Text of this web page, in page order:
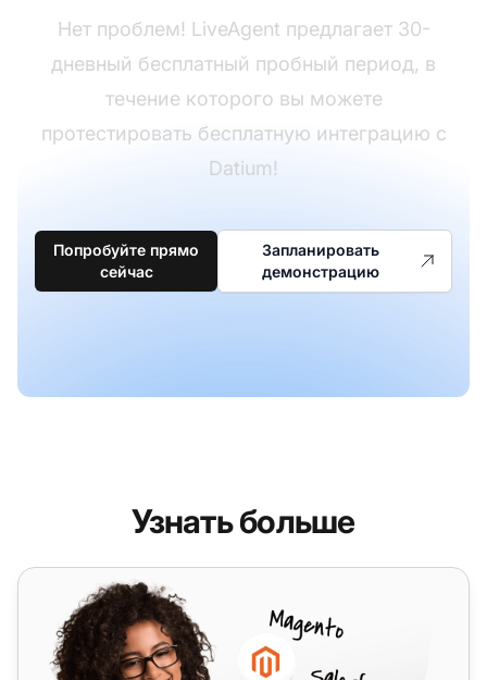
Нет проблем! LiveAgent предлагает 30-
дневный бесплатный пробный период, в
течение которого вы можете
протестировать бесплатную интеграцию с
Datium!
Попробуйте прямо
сейчас
Запланировать
демонстрацию
Узнать больше
Duocom